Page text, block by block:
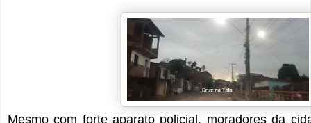
Mesmo com forte aparato policial, moradores da